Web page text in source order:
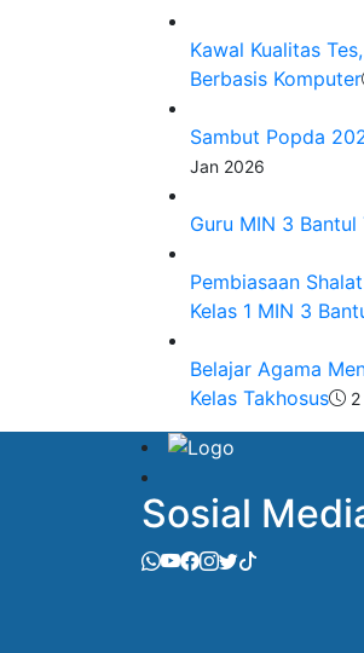
Kawal Kualitas
Berbasis Komputer
Sambut Popda
Jan 2026
Guru MIN 3
Pembiasaan
Kelas 1 MIN 3
Belajar Agama
Kelas Takhosus
Sosial